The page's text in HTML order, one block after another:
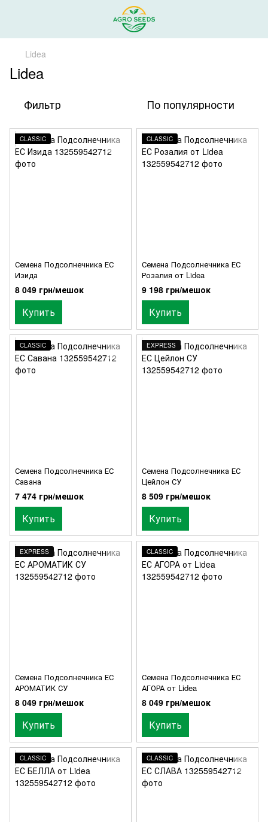
Lidea
Lidea
Фильтр По популярности
CLASSIC
Семена Подсолнечника ЕС
Изида
8 049 грн/мешок
Купить
CLASSIC
Семена Подсолнечника ЕС
Розалия от Lidea
9 198 грн/мешок
Купить
CLASSIC
Семена Подсолнечника ЕС
Савана
7 474 грн/мешок
Купить
EXPRESS
Семена Подсолнечника ЕС
Цейлон СУ
8 509 грн/мешок
Купить
EXPRESS
Семена Подсолнечника ЕС
АРОМАТИК СУ
8 049 грн/мешок
Купить
CLASSIC
Семена Подсолнечника ЕС
АГОРА от Lidea
8 049 грн/мешок
Купить
CLASSIC CLASSIC